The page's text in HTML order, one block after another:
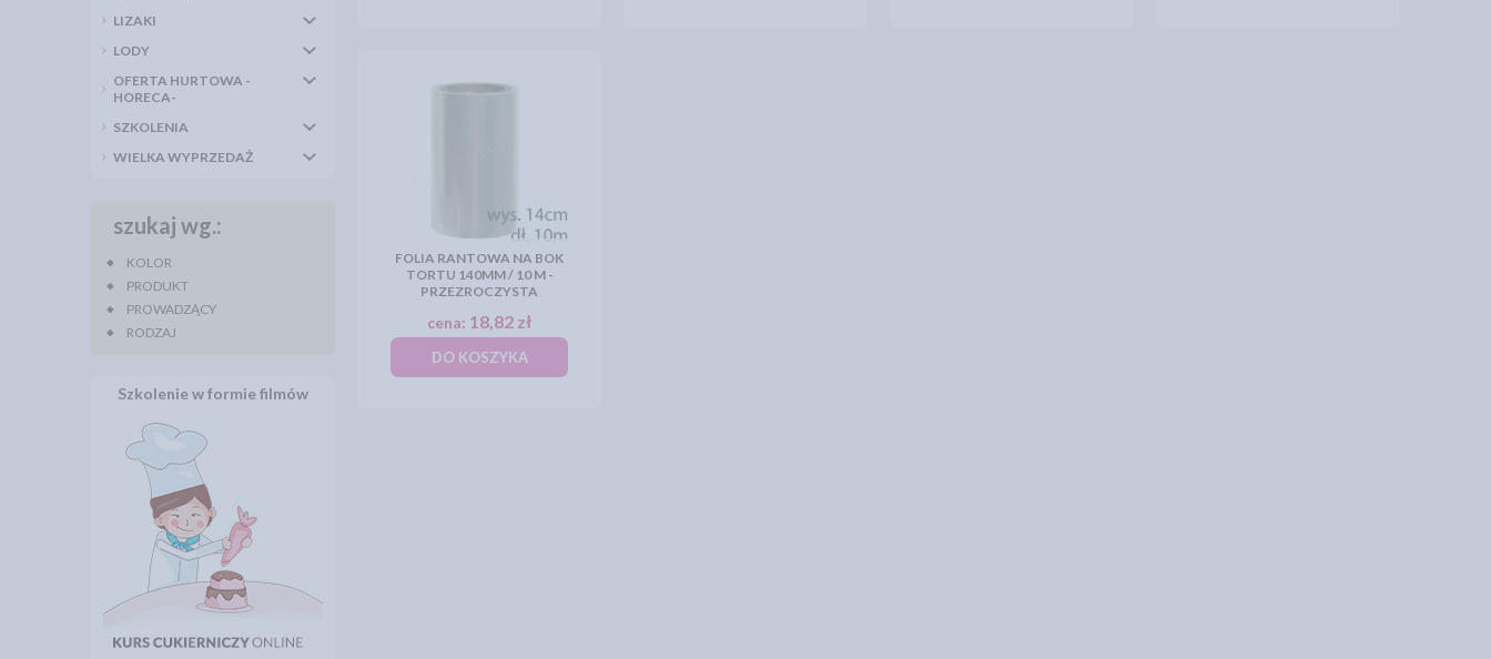
LIZAKI
LODY
OFERTA HURTOWA -
HORECA-
SZKOLENIA
WIELKA WYPRZEDAŻ
szukaj wg.:
KOLOR
PRODUKT
PROWADZĄCY
RODZAJ
Szkolenie w formie filmów
FOLIA RANTOWA NA BOK
TORTU 140MM / 10 M -
PRZEZROCZYSTA
cena: 18,82 zł
DO KOSZYKA